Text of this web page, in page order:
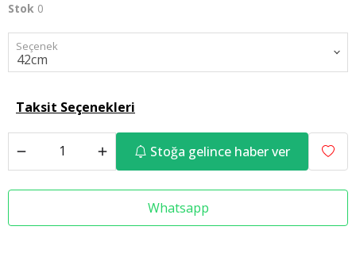
Stok 0
Seçenek
Taksit Seçenekleri
Stoğa gelince haber ver
Whatsapp